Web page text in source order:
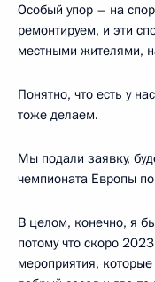
Особый упор – на
ремонтируем, и эти
местными жителями,
Понятно, что есть у
тоже делаем.
Мы подали заявку,
чемпионата Европы по
В целом, конечно, я
потому что скоро
мероприятия,